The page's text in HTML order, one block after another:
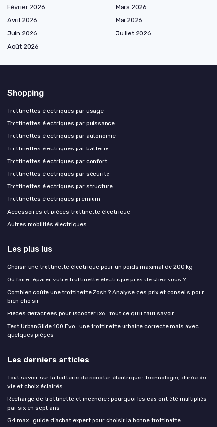
Février 2026
Mars 2026
Avril 2026
Mai 2026
Juin 2026
Juillet 2026
Août 2026
Shopping
Trottinettes électriques par usage
Trottinettes électriques par puissance
Trottinettes électriques par autonomie
Trottinettes électriques par batterie
Trottinettes électriques par confort
Trottinettes électriques par sécurité
Trottinettes électriques par structure
Trottinettes électriques premium
Accessoires et pièces trottinette électrique
Autres mobilités électriques
Les plus lus
Choisir une trottinette électrique pour un poids maximal de 200 kg
Où faire réparer votre trottinette électrique près de chez vous ?
Combien coûte une trottinette Zosh ? Analyse des prix et conseils pour
bien choisir
Pièces détachées pour iscooter ix6 : tout ce qu'il faut savoir
Test UrbanGlide 100 Evo : une trottinette urbaine correcte mais avec
quelques pièges
Les derniers articles
Tout savoir sur la batterie de scooter électrique : technologie, durée de
vie et choix éclairés
Recharge de trottinette et incendie : pourquoi les cas ont été multipliés
par six en sept ans
G4 max : guide d’achat expert pour choisir la bonne trottinette